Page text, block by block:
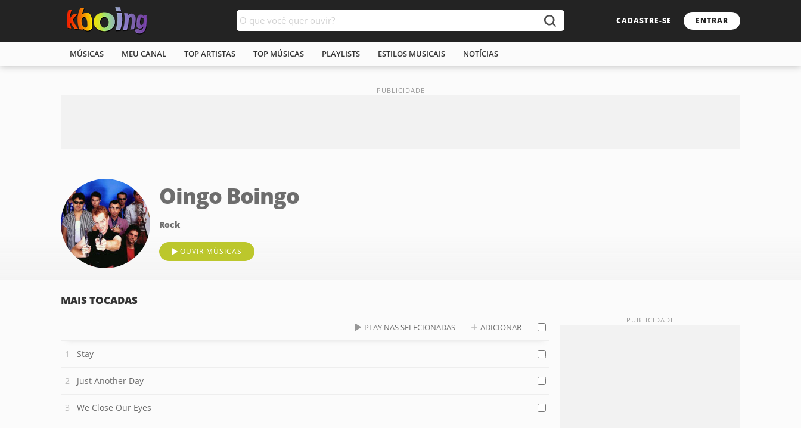
CADASTRE-SE ENTRAR
MÚSICAS MEU CANAL TOP ARTISTAS TOP MÚSICAS PLAYLISTS ESTILOS MUSICAIS NOTÍCIAS
Oingo Boingo
Rock
OUVIR MÚSICAS
MAIS TOCADAS
PLAY NAS SELECIONADAS ADICIONAR
Stay
Just Another Day
We Close Our Eyes